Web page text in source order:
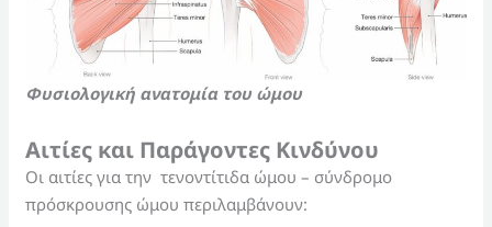
Φυσιολογική ανατομία του ώμου
Αιτίες και Παράγοντες Κινδύνου
Οι αιτίες για την τενοντίτιδα ώμου – σύνδρομο
πρόσκρουσης ώμου περιλαμβάνουν: